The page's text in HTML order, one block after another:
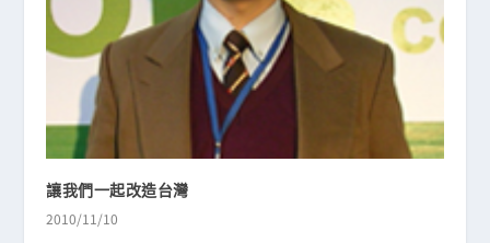
讓我們一起改造台灣
2010/11/10